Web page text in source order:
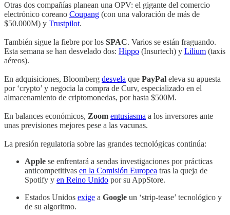
Otras dos compañías planean una OPV: el gigante del comercio
electrónico coreano Coupang (con una valoración de más de
$50.000M) y Trustpilot.
También sigue la fiebre por los SPAC. Varios se están fraguando.
Esta semana se han desvelado dos: Hippo (Insurtech) y Lilium (taxis
aéreos).
En adquisiciones, Bloomberg desvela que PayPal eleva su apuesta
por ‘crypto’ y negocia la compra de Curv, especializado en el
almacenamiento de criptomonedas, por hasta $500M.
En balances económicos, Zoom entusiasma a los inversores ante
unas previsiones mejores pese a las vacunas.
La presión regulatoria sobre las grandes tecnológicas continúa:
Apple se enfrentará a sendas investigaciones por prácticas
anticompetitivas en la Comisión Europea tras la queja de
Spotify y en Reino Unido por su AppStore.
Estados Unidos exige a Google un ‘strip-tease’ tecnológico y
de su algoritmo.